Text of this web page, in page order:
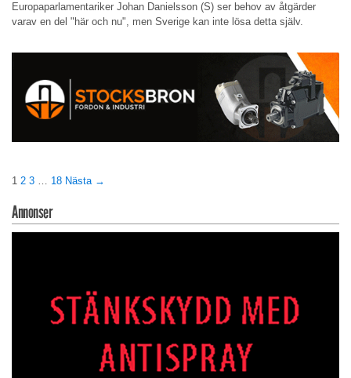
Europaparlamentariker Johan Danielsson (S) ser behov av åtgärder
varav en del "här och nu", men Sverige kan inte lösa detta själv.
1 2 3 … 18 Nästa →
Annonser